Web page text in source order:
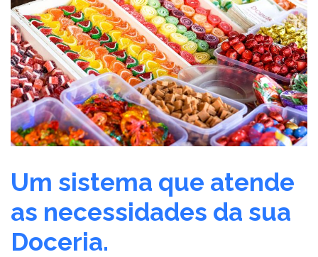
Um sistema que atende
as necessidades da sua
Doceria.